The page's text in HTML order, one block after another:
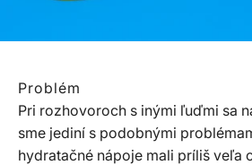
Problém
Pri rozhovoroch s inými ľuďmi sa
sme jediní s podobnými
hydratačné nápoje mali príliš veľa